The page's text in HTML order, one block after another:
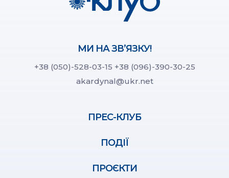
МИ НА ЗВ’ЯЗКУ!
+38 (050)-528-03-15 +38 (096)-390-30-25
akardynal@ukr.net
ПРЕС-КЛУБ
ПОДІЇ
ПРОЄКТИ